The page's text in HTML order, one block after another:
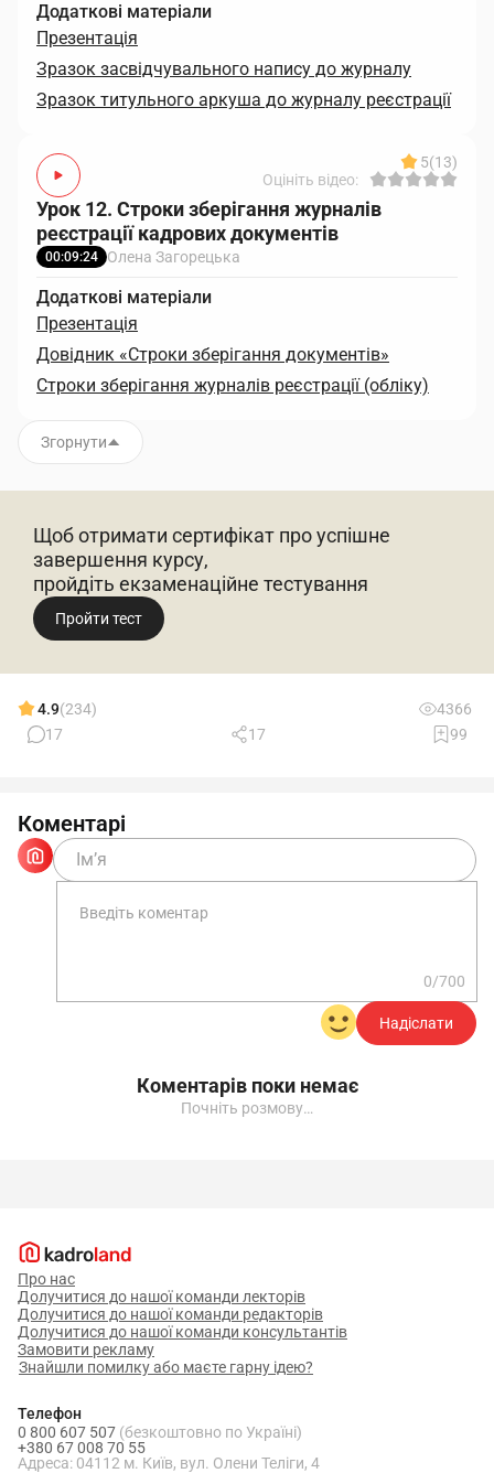
Додаткові матеріали
Презентація
Зразок засвідчувального напису до журналу
Зразок титульного аркуша до журналу реєстрації
5(13)
Оцініть відео:
Урок 12. Строки зберігання журналів
реєстрації кадрових документів
00:09:24 Олена Загорецька
Додаткові матеріали
Презентація
Довідник «Строки зберігання документів»
Строки зберігання журналів реєстрації (обліку)
Згорнути
Щоб отримати сертифікат про успішне
завершення курсу,
пройдіть екзаменаційне тестування
Пройти тест
4.9(234)
4366
17
17 99
Коментарі
0/700
Надіслати
Коментарів поки немає
Почніть розмову…
Про нас
Долучитися до нашої команди лекторів
Долучитися до нашої команди редакторів
Долучитися до нашої команди консультантів
Замовити рекламу
Знайшли помилку або маєте гарну ідею?
Телефон
0 800 607 507 (безкоштовно по Україні)
+380 67 008 70 55
Адреса: 04112 м. Київ, вул. Олени Теліги, 4